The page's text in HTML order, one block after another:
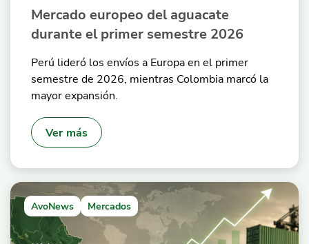
Mercado europeo del aguacate
durante el primer semestre 2026
Perú lideró los envíos a Europa en el primer
semestre de 2026, mientras Colombia marcó la
mayor expansión.
Ver más
AvoNews Mercados